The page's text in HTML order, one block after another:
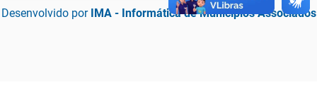
Desenvolvido por IMA - Informática de Municípios Associados